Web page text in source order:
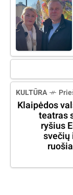
KULTŪRA
Klaipėdos
teatras
ryšius
svečių